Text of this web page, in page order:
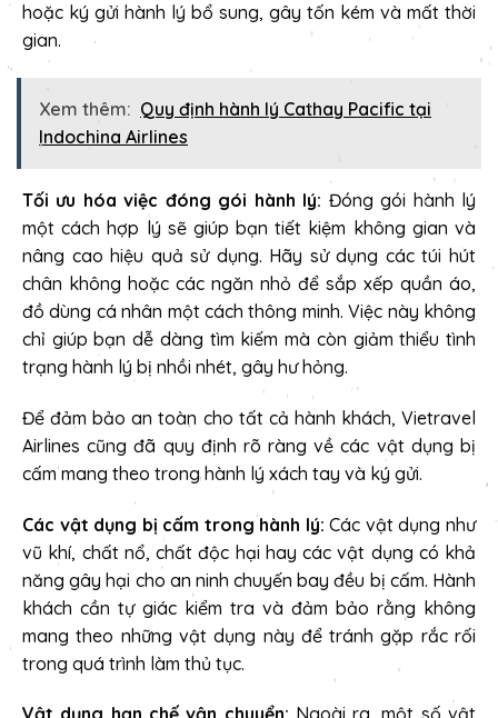
hoặc ký gửi hành lý bổ sung, gây tốn kém và mất thời
gian.
Xem thêm: Quy định hành lý Cathay Pacific tại
Indochina Airlines
Tối ưu hóa việc đóng gói hành lý: Đóng gói hành lý
một cách hợp lý sẽ giúp bạn tiết kiệm không gian và
nâng cao hiệu quả sử dụng. Hãy sử dụng các túi hút
chân không hoặc các ngăn nhỏ để sắp xếp quần áo,
đồ dùng cá nhân một cách thông minh. Việc này không
chỉ giúp bạn dễ dàng tìm kiếm mà còn giảm thiểu tình
trạng hành lý bị nhồi nhét, gây hư hỏng.
Để đảm bảo an toàn cho tất cả hành khách, Vietravel
Airlines cũng đã quy định rõ ràng về các vật dụng bị
cấm mang theo trong hành lý xách tay và ký gửi.
Các vật dụng bị cấm trong hành lý:Các vật dụng như
vũ khí, chất nổ, chất độc hại hay các vật dụng có khả
năng gây hại cho an ninh chuyến bay đều bị cấm. Hành
khách cần tự giác kiểm tra và đảm bảo rằng không
mang theo những vật dụng này để tránh gặp rắc rối
trong quá trình làm thủ tục.